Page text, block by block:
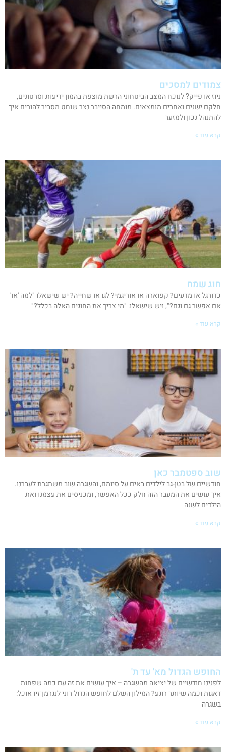
צמודים למסכים
ניוז או פייק? לנוכח המצב הביטחוני הרשת מוצפת בהמון ידיעות וסרטונים,
חלקם ישנים ואחרים מומצאים. מומחה הסייבר נצר שוחט מסביר להורים איך
להתנהל נכון ולמזער
קרא עוד »
חוג שמח
כדורגל או מדעים? קפוארה או אוריגמי? לגו או שחייה? יש שישאלו "למה 'או'
אם אפשר גם וגם?", ויש שישאלו: "מי צריך את החוגים האלה בכלל?"
קרא עוד »
שוב ספטמבר כאן
חודשיים של בטן-גב לילדים באים על סיומם, והשגרה שוב משתגרת לעברנו.
איך עושים את המעבר הזה חלק ככל האפשר, ומכניסים את עצמנו ואת
הילדים לשנה
קרא עוד »
החופש הגדול מא' עד ת'
לפנינו חודשיים של יציאה מהשגרה – איך עושים את זה עם כמה שפחות
דאגות וכמה שיותר רוגע? המילון השלם לחופש הגדול רוני לנגרמן־זיו אוכל:
בשגרה
קרא עוד »